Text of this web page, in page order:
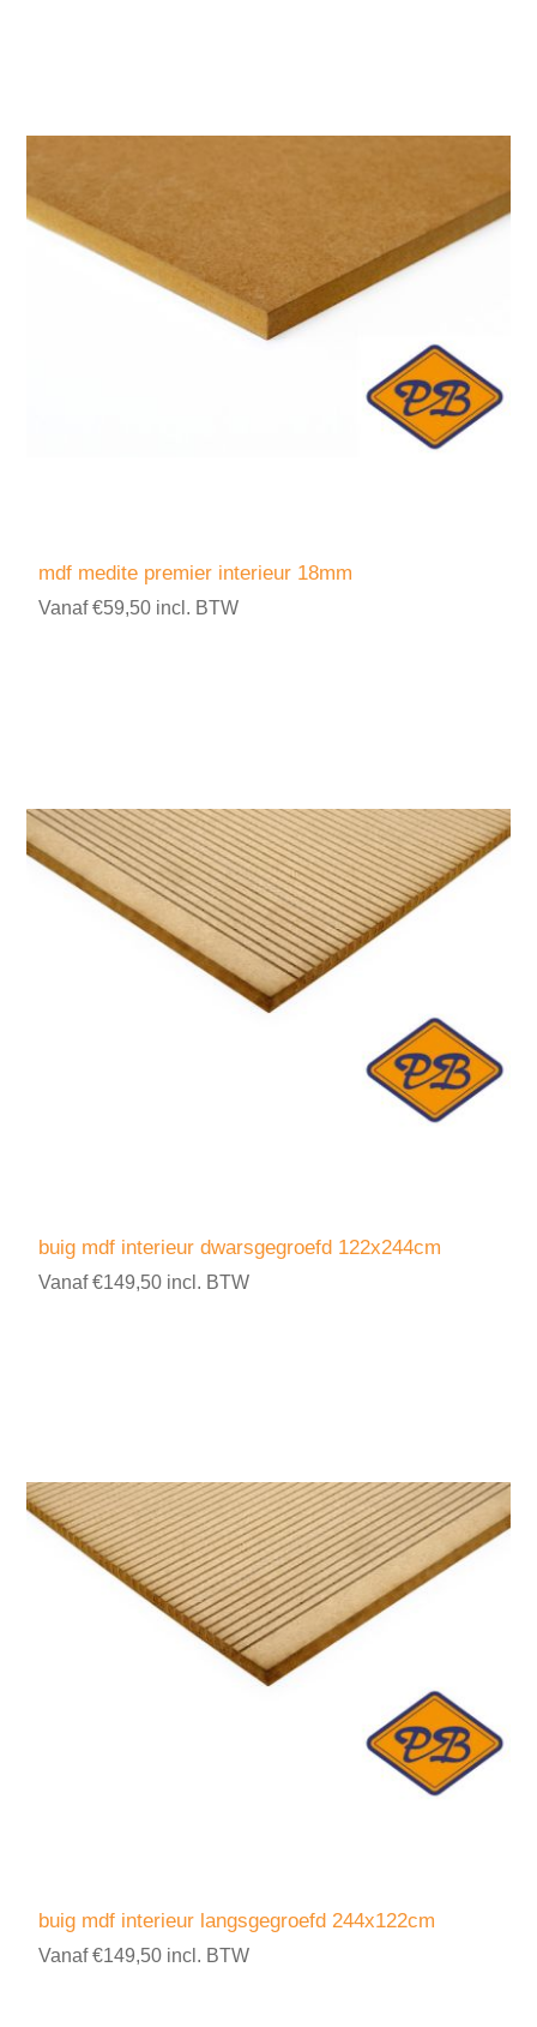
mdf medite premier interieur 18mm
Vanaf €59,50 incl. BTW
buig mdf interieur dwarsgegroefd 122x244cm
Vanaf €149,50 incl. BTW
buig mdf interieur langsgegroefd 244x122cm
Vanaf €149,50 incl. BTW